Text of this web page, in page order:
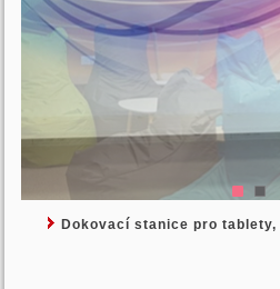
Dokovací stanice pro tablety,